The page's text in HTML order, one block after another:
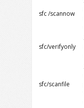
sfc /scannow
sfc/verifyonly
sfc/scanfile